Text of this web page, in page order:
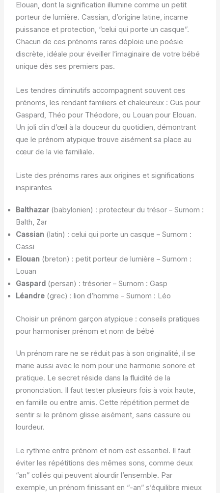
Elouan, dont la signification illumine comme un petit
porteur de lumière. Cassian, d’origine latine, incarne
puissance et protection, “celui qui porte un casque”.
Chacun de ces prénoms rares déploie une poésie
discrète, idéale pour éveiller l’imaginaire de votre bébé
unique dès ses premiers pas.
Les tendres diminutifs accompagnent souvent ces
prénoms, les rendant familiers et chaleureux : Gus pour
Gaspard, Théo pour Théodore, ou Louan pour Elouan.
Un joli clin d’œil à la douceur du quotidien, démontrant
que le prénom atypique trouve aisément sa place au
cœur de la vie familiale.
Liste des prénoms rares aux origines et significations
inspirantes
Balthazar(babylonien) : protecteur du trésor – Surnom :
Balth, Zar
Cassian(latin) : celui qui porte un casque – Surnom :
Cassi
Elouan(breton) : petit porteur de lumière – Surnom :
Louan
Gaspard(persan) : trésorier – Surnom : Gasp
Léandre(grec) : lion d’homme – Surnom : Léo
Choisir un prénom garçon atypique : conseils pratiques
pour harmoniser prénom et nom de bébé
Un prénom rare ne se réduit pas à son originalité, il se
marie aussi avec le nom pour une harmonie sonore et
pratique. Le secret réside dans la fluidité de la
prononciation. Il faut tester plusieurs fois à voix haute,
en famille ou entre amis. Cette répétition permet de
sentir si le prénom glisse aisément, sans cassure ou
lourdeur.
Le rythme entre prénom et nom est essentiel. Il faut
éviter les répétitions des mêmes sons, comme deux
“an” collés qui peuvent alourdir l’ensemble. Par
exemple, un prénom finissant en “-an” s’équilibre mieux